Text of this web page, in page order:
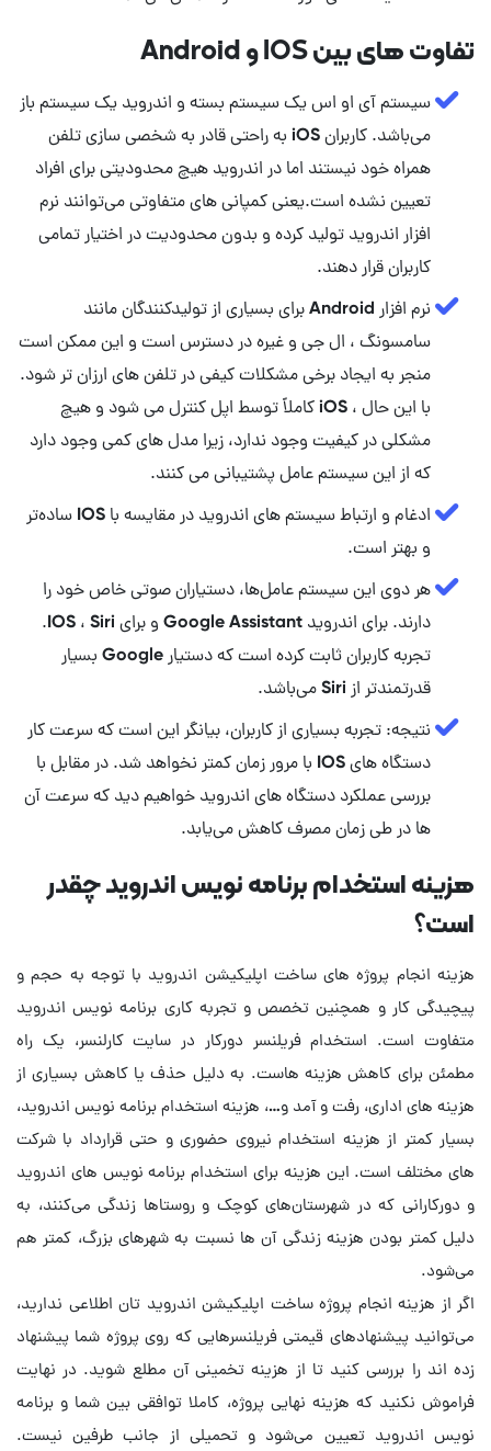
تفاوت های بین IOS و Android
سیستم آی او اس یک سیستم بسته و اندروید یک سیستم باز
می‌باشد. کاربران iOS به راحتی قادر به شخصی سازی تلفن
همراه خود نیستند اما در اندروید هیچ محدودیتی برای افراد
تعیین نشده است.یعنی کمپانی های متفاوتی می‌توانند نرم
افزار اندروید تولید کرده و بدون محدودیت در اختیار تمامی
کاربران قرار دهند.
نرم افزار Android برای بسیاری از تولیدکنندگان مانند
سامسونگ ، ال جی و غیره در دسترس است و این ممکن است
منجر به ایجاد برخی مشکلات کیفی در تلفن های ارزان تر شود.
با این حال ، iOS کاملاً توسط اپل کنترل می شود و هیچ
مشکلی در کیفیت وجود ندارد، زیرا مدل های کمی وجود دارد
که از این سیستم عامل پشتیبانی می کنند.
ادغام و ارتباط سیستم های اندروید در مقایسه با IOS ساده‌تر
و بهتر است.
هر دوی این سیستم عامل‌ها، دستیاران صوتی خاص خود را
دارند. برای اندروید Google Assistant و برای IOS ، Siri.
تجربه کاربران ثابت کرده است که دستیار Google بسیار
قدرتمندتر از Siri می‌باشد.
نتیجه: تجربه بسیاری از کاربران، بیانگر این است که سرعت کار
دستگاه های IOS با مرور زمان کمتر نخواهد شد. در مقابل با
بررسی عملکرد دستگاه های اندروید خواهیم دید که سرعت آن
ها در طی زمان مصرف کاهش می‌یابد.
هزینه استخدام برنامه نویس اندروید چقدر
است؟
هزینه انجام پروژه های ساخت اپلیکیشن اندروید با توجه به حجم و
پیچیدگی کار و همچنین تخصص و تجربه کاری برنامه نویس اندروید
متفاوت است. استخدام فریلنسر دورکار در سایت کارلنسر، یک راه
مطمئن برای کاهش هزینه هاست. به دلیل حذف یا کاهش بسیاری از
هزینه های اداری، رفت و آمد و…، هزینه استخدام برنامه نویس اندروید،
بسیار کمتر از هزینه استخدام نیروی حضوری و حتی قرارداد با شرکت
های مختلف است. این هزینه برای استخدام برنامه نویس های اندروید
و دورکارانی که در شهرستان‌های کوچک و روستاها زندگی می‌کنند، به
دلیل کمتر بودن هزینه زندگی آن ها نسبت به شهرهای بزرگ، کمتر هم
می‌شود.
اگر از هزینه انجام پروژه ساخت اپلیکیشن اندروید‌ تان اطلاعی ندارید،
می‌توانید پیشنهادهای قیمتی فریلنسرهایی که روی پروژه شما پیشنهاد
زده اند را بررسی کنید تا از هزینه تخمینی آن مطلع شوید. در نهایت
فراموش نکنید که هزینه نهایی پروژه، کاملا توافقی بین شما و برنامه
نویس اندروید تعیین می‌شود و تحمیلی از جانب طرفین نیست.